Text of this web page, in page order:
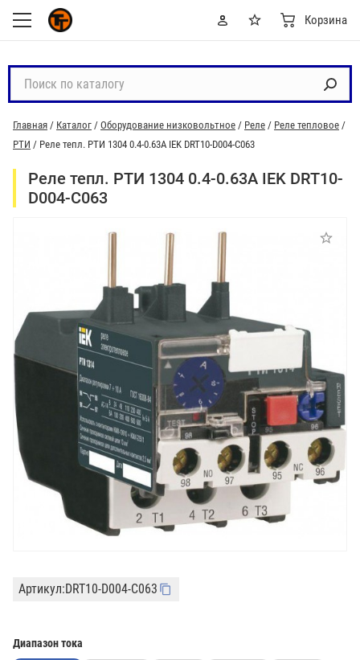
Корзина
с
к
п
к
у
Главная / Каталог / Оборудование низковольтное / Реле / Реле тепловое /
РТИ / Реле тепл. РТИ 1304 0.4-0.63А IEK DRT10-D004-C063
Реле тепл. РТИ 1304 0.4-0.63А IEK DRT10-
D004-C063
Артикул:DRT10-D004-C063
Диапазон тока